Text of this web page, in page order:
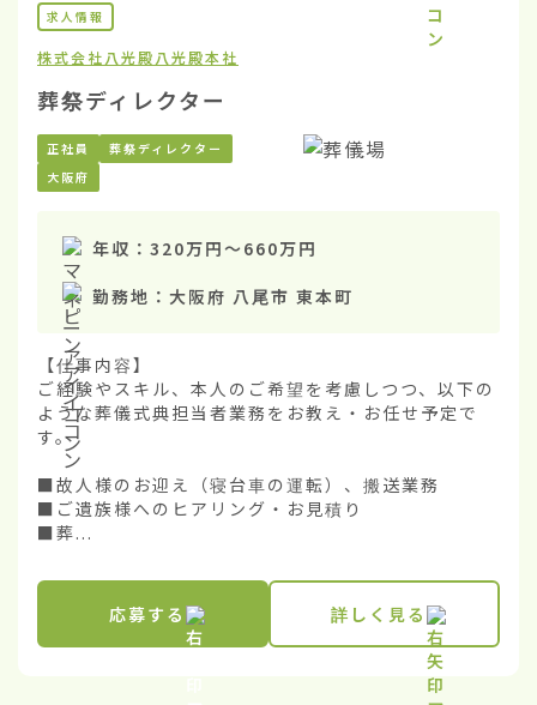
求人情報
株式会社八光殿 八光殿本社
葬祭ディレクター
正社員
葬祭ディレクター
大阪府
年収： 320万円〜660万円
勤務地： 大阪府 八尾市 東本町
【仕事内容】
ご経験やスキル、本人のご希望を考慮しつつ、以下の
ような葬儀式典担当者業務をお教え・お任せ予定で
す。
■故人様のお迎え（寝台車の運転）、搬送業務
■ご遺族様へのヒアリング・お見積り
■葬...
応募する 詳しく見る